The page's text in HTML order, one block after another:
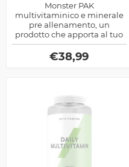
Monster PAK
multivitaminico e minerale
pre allenamento, un
prodotto che apporta al tuo
corpo tutto il necessario, non
solo vitamine ma anche
nutrienti plastico anabolici
€38,99